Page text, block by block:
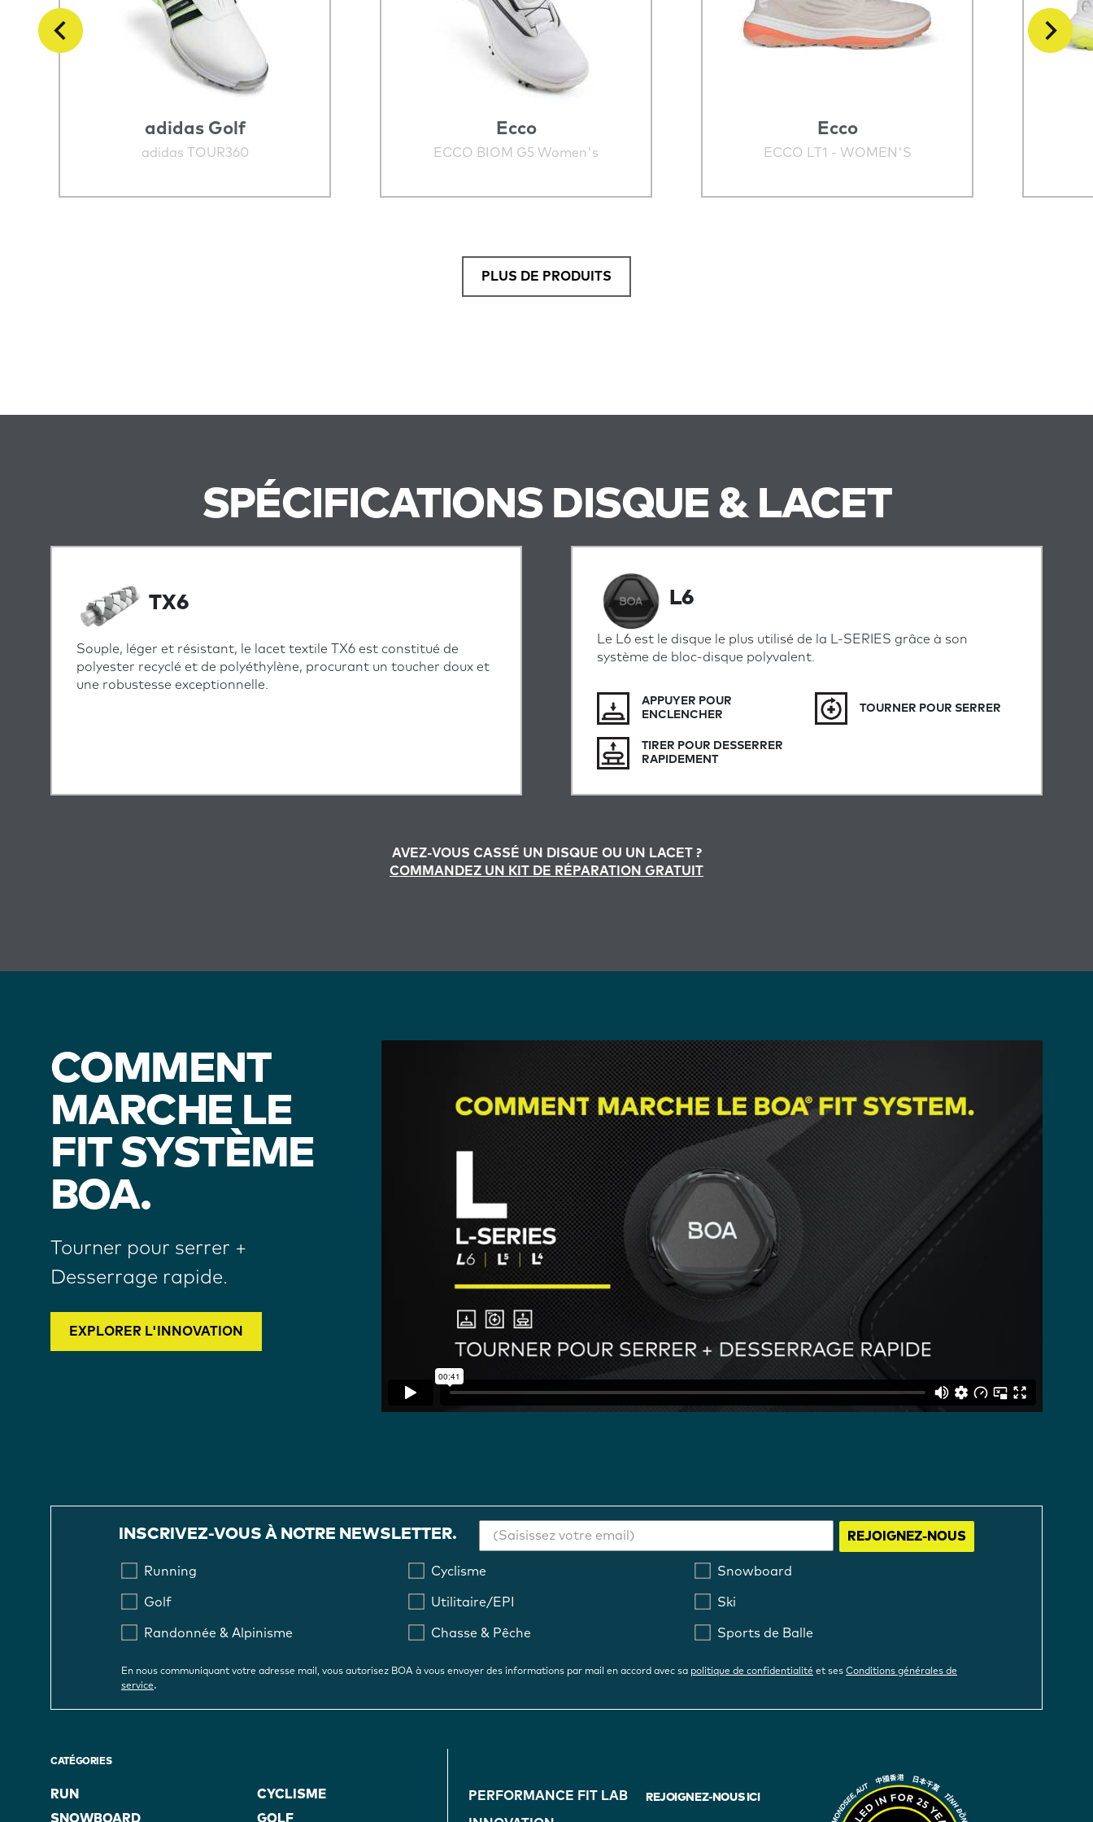
adidas Golf
adidas TOUR360
Ecco
ECCO BIOM G5 Women's
Ecco
ECCO LT1 - WOMEN'S
PLUS DE PRODUITS
SPÉCIFICATIONS DISQUE & LACET
TX6
Souple, léger et résistant, le lacet textile TX6 est constitué de
polyester recyclé et de polyéthylène, procurant un toucher doux et
une robustesse exceptionnelle.
L6
Le L6 est le disque le plus utilisé de la L-SERIES grâce à son
système de bloc-disque polyvalent.
APPUYER POUR
ENCLENCHER
TOURNER POUR SERRER
TIRER POUR DESSERRER
RAPIDEMENT
AVEZ-VOUS CASSÉ UN DISQUE OU UN LACET ?
COMMANDEZ UN KIT DE RÉPARATION GRATUIT
COMMENT
MARCHE LE
FIT SYSTÈME
BOA.
Tourner pour serrer +
Desserrage rapide.
EXPLORER L'INNOVATION
INSCRIVEZ-VOUS À NOTRE NEWSLETTER. REJOIGNEZ-NOUS
Running Cyclisme Snowboard
Golf Utilitaire/EPI Ski
Randonnée & Alpinisme Chasse & Pêche Sports de Balle
En nous communiquant votre adresse mail, vous autorisez BOA à vous envoyer des informations par mail en accord avec sa politique de confidentialité et ses Conditions générales de
service.
CATÉGORIES
RUN
CYCLISME
SNOWBOARD
GOLF
NAVIGATION
PERFORMANCE FIT LAB REJOIGNEZ-NOUS ICI